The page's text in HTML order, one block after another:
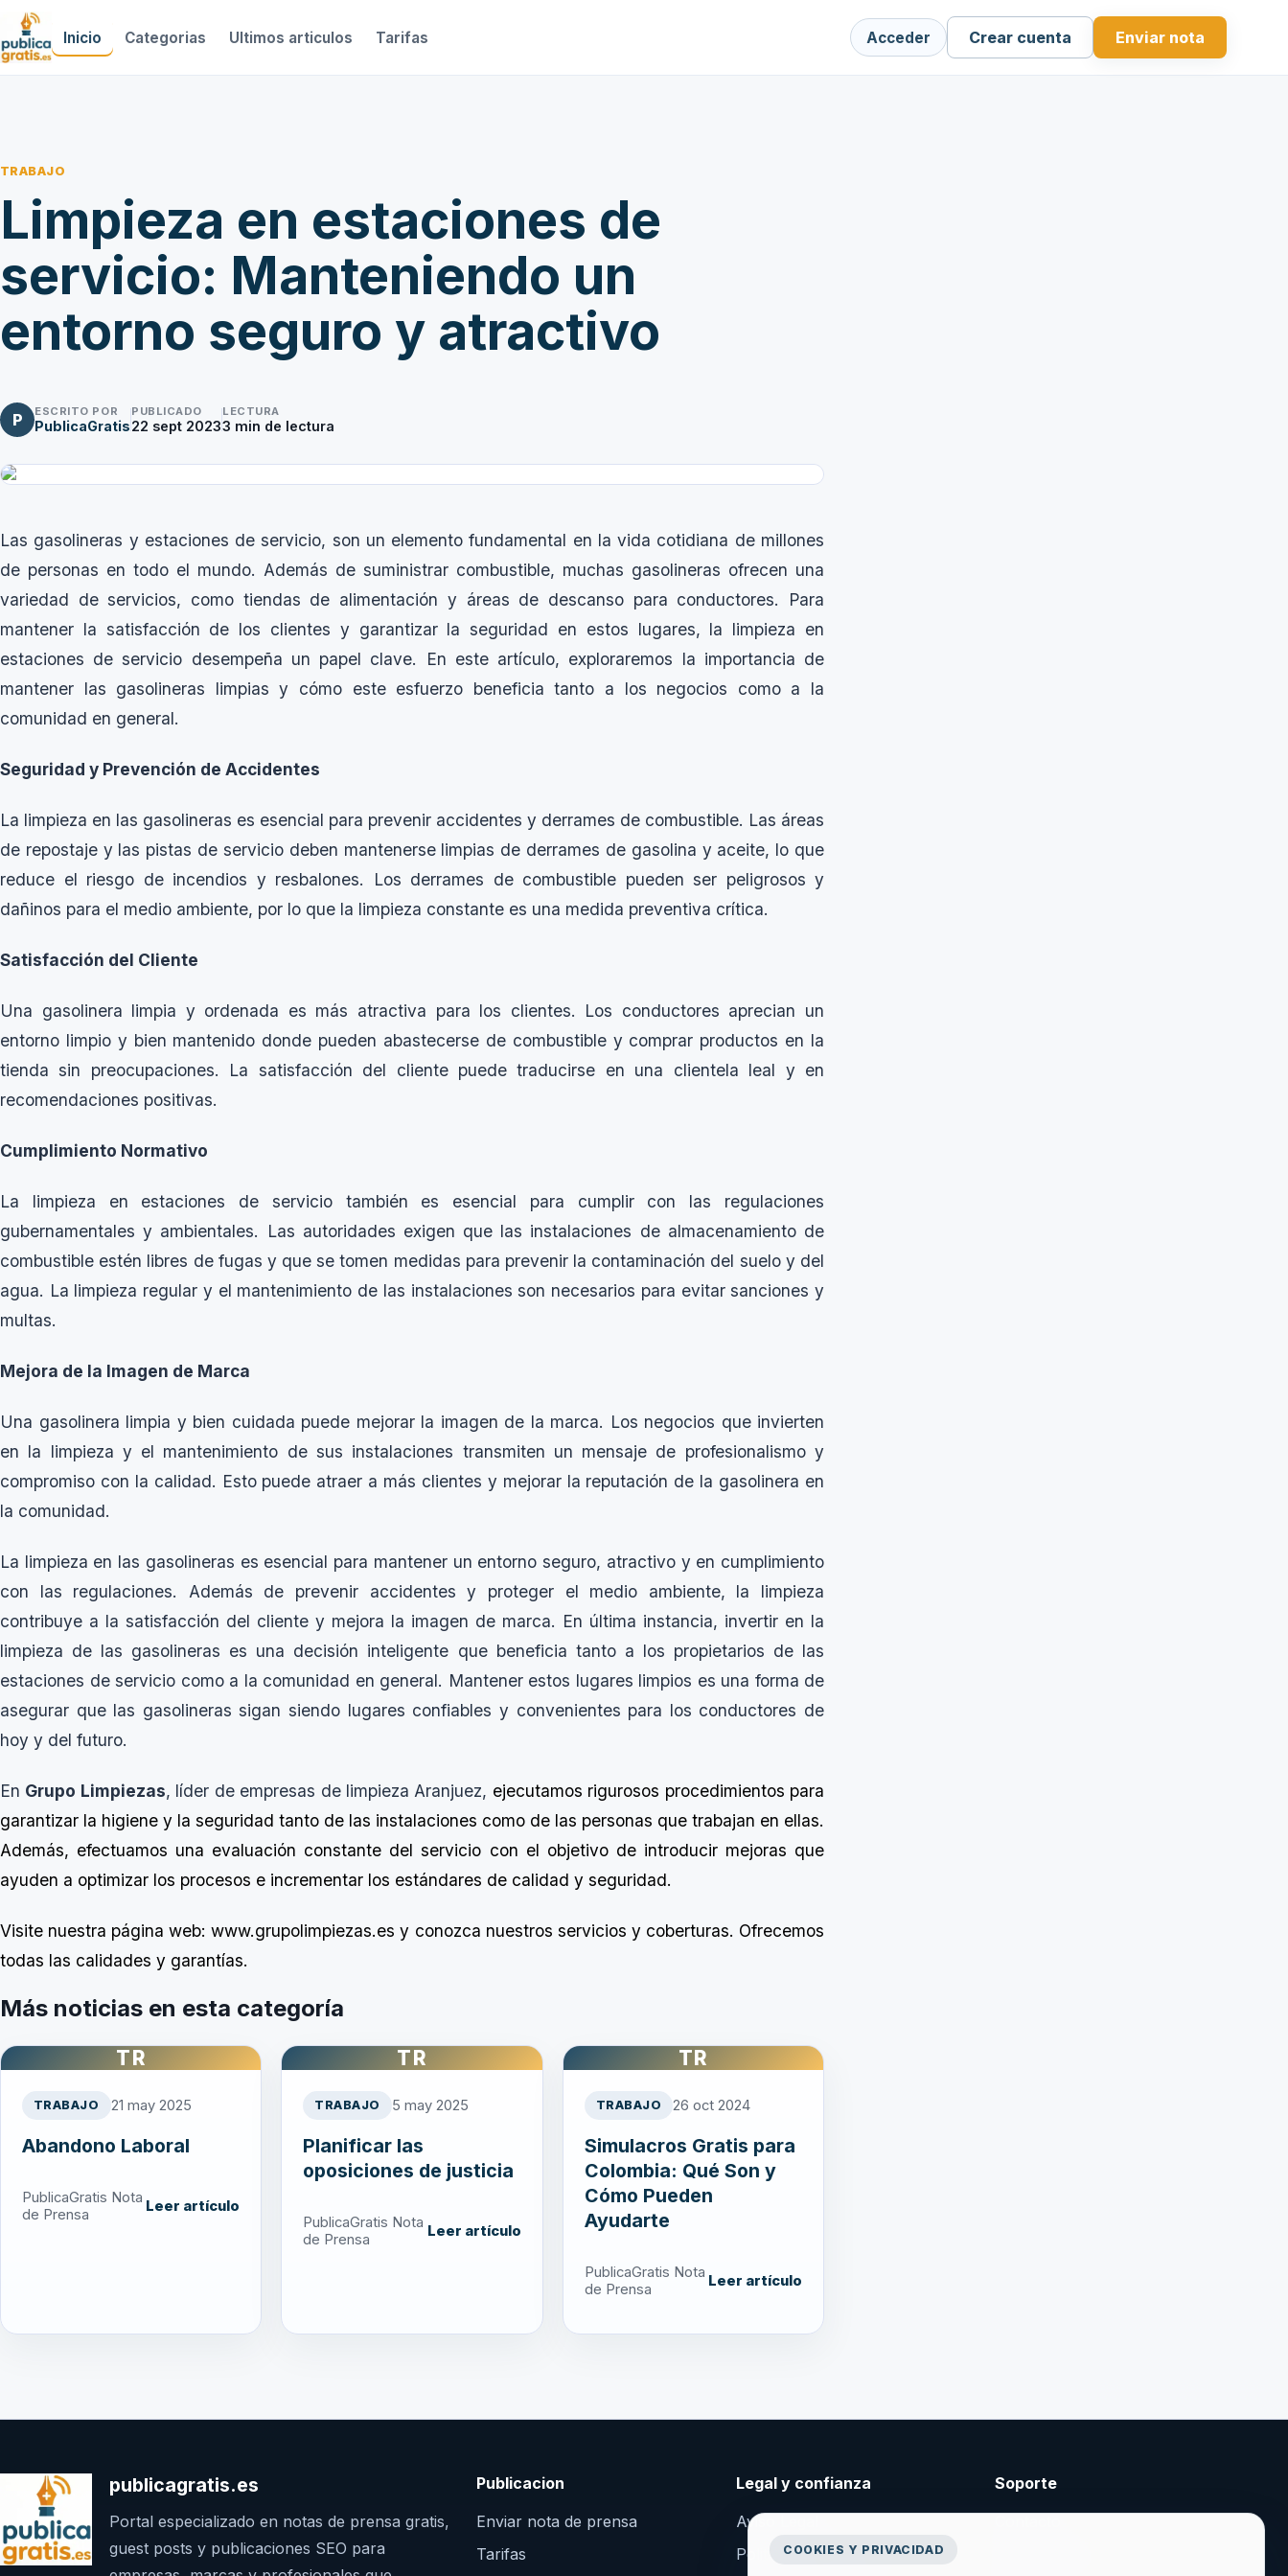
Inicio Categorias Ultimos articulos Tarifas Acceder Crear cuenta Enviar nota
TRABAJO
Limpieza en estaciones de
servicio: Manteniendo un
entorno seguro y atractivo
P ESCRITO POR
PublicaGratis
PUBLICADO
22 sept 2023
LECTURA
3 min de lectura
Las gasolineras y estaciones de servicio, son un elemento fundamental en la vida cotidiana de millones
de personas en todo el mundo. Además de suministrar combustible, muchas gasolineras ofrecen una
variedad de servicios, como tiendas de alimentación y áreas de descanso para conductores. Para
mantener la satisfacción de los clientes y garantizar la seguridad en estos lugares, la limpieza en
estaciones de servicio desempeña un papel clave. En este artículo, exploraremos la importancia de
mantener las gasolineras limpias y cómo este esfuerzo beneficia tanto a los negocios como a la
comunidad en general.
Seguridad y Prevención de Accidentes
La limpieza en las gasolineras es esencial para prevenir accidentes y derrames de combustible. Las áreas
de repostaje y las pistas de servicio deben mantenerse limpias de derrames de gasolina y aceite, lo que
reduce el riesgo de incendios y resbalones. Los derrames de combustible pueden ser peligrosos y
dañinos para el medio ambiente, por lo que la limpieza constante es una medida preventiva crítica.
Satisfacción del Cliente
Una gasolinera limpia y ordenada es más atractiva para los clientes. Los conductores aprecian un
entorno limpio y bien mantenido donde pueden abastecerse de combustible y comprar productos en la
tienda sin preocupaciones. La satisfacción del cliente puede traducirse en una clientela leal y en
recomendaciones positivas.
Cumplimiento Normativo
La limpieza en estaciones de servicio también es esencial para cumplir con las regulaciones
gubernamentales y ambientales. Las autoridades exigen que las instalaciones de almacenamiento de
combustible estén libres de fugas y que se tomen medidas para prevenir la contaminación del suelo y del
agua. La limpieza regular y el mantenimiento de las instalaciones son necesarios para evitar sanciones y
multas.
Mejora de la Imagen de Marca
Una gasolinera limpia y bien cuidada puede mejorar la imagen de la marca. Los negocios que invierten
en la limpieza y el mantenimiento de sus instalaciones transmiten un mensaje de profesionalismo y
compromiso con la calidad. Esto puede atraer a más clientes y mejorar la reputación de la gasolinera en
la comunidad.
La limpieza en las gasolineras es esencial para mantener un entorno seguro, atractivo y en cumplimiento
con las regulaciones. Además de prevenir accidentes y proteger el medio ambiente, la limpieza
contribuye a la satisfacción del cliente y mejora la imagen de marca. En última instancia, invertir en la
limpieza de las gasolineras es una decisión inteligente que beneficia tanto a los propietarios de las
estaciones de servicio como a la comunidad en general. Mantener estos lugares limpios es una forma de
asegurar que las gasolineras sigan siendo lugares confiables y convenientes para los conductores de
hoy y del futuro.
En Grupo Limpiezas, líder de empresas de limpieza Aranjuez, ejecutamos rigurosos procedimientos para
garantizar la higiene y la seguridad tanto de las instalaciones como de las personas que trabajan en ellas.
Además, efectuamos una evaluación constante del servicio con el objetivo de introducir mejoras que
ayuden a optimizar los procesos e incrementar los estándares de calidad y seguridad.
Visite nuestra página web:www.grupolimpiezas.es y conozca nuestros servicios y coberturas. Ofrecemos
todas las calidades y garantías.
Más noticias en esta categoría
TR
TRABAJO 21 may 2025
Abandono Laboral
PublicaGratis Nota
de Prensa
Leer artículo
TR
TRABAJO 5 may 2025
Planificar las
oposiciones de justicia
PublicaGratis Nota
de Prensa
Leer artículo
TR
TRABAJO 26 oct 2024
Simulacros Gratis para
Colombia: Qué Son y
Cómo Pueden
Ayudarte
PublicaGratis Nota
de Prensa
Leer artículo
publicagratis.es
Portal especializado en notas de prensa gratis,
guest posts y publicaciones SEO para
Publicacion
Enviar nota de prensa
Tarifas
Legal y confianza
Aviso Legal
Politica de Privacidad
Soporte
COOKIES Y PRIVACIDAD